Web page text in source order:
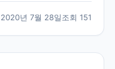
에 모든 강의를 온라
는 “ 신입 국...
2020년 7월 28일조회 151